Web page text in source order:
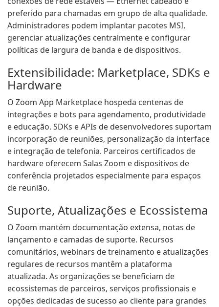
preferido para chamadas em grupo de alta qualidade.
Administradores podem implantar pacotes MSI,
gerenciar atualizações centralmente e configurar
políticas de largura de banda e de dispositivos.
Extensibilidade: Marketplace, SDKs e
Hardware
O Zoom App Marketplace hospeda centenas de
integrações e bots para agendamento, produtividade
e educação. SDKs e APIs de desenvolvedores suportam
incorporação de reuniões, personalização da interface
e integração de telefonia. Parceiros certificados de
hardware oferecem Salas Zoom e dispositivos de
conferência projetados especialmente para espaços
de reunião.
Suporte, Atualizações e Ecossistema
O Zoom mantém documentação extensa, notas de
lançamento e camadas de suporte. Recursos
comunitários, webinars de treinamento e atualizações
regulares de recursos mantêm a plataforma
atualizada. As organizações se beneficiam de
ecossistemas de parceiros, serviços profissionais e
opções dedicadas de sucesso ao cliente para grandes